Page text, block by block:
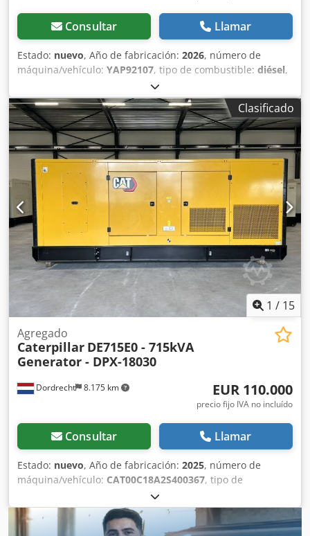
Consultar Llamar
Estado: nuevo, Año de fabricación: 2026, número de
máquina/vehículo: YAP92107, tipo de combustible: diésel,
Caterpillar 3516B HD
uso: Construcción Peso en vacío: 18.290 kg Potencia del
generador: 2.500 kVA Dimensiones del espacio de carga:
638 x 229 x 237 cm Certificación CE: sí Póngase en contacto
con el equipo de DPX para obtener más información.
Dedpsy R I D Sjfx Aqrjck = Opciones y accesorios
adicionales = - Panel de control
Clasificado
1 / 15
Dordrecht 8.175 km
Agregado
Caterpillar DE715E0 - 715kVA
Generator - DPX-18030
EUR 110.000
precio fijo IVA no incluído
Consultar Llamar
Estado: nuevo, Año de fabricación: 2025, número de
máquina/vehículo: CAT00C18A2S400367, tipo de
, fabricante de motores:
C18, Finalidad de uso: Construcción Peso en vacío: 5.952 kg
Dsdpoy Ttpfsfx Aqrjck Potencia del generador: 715 kVA